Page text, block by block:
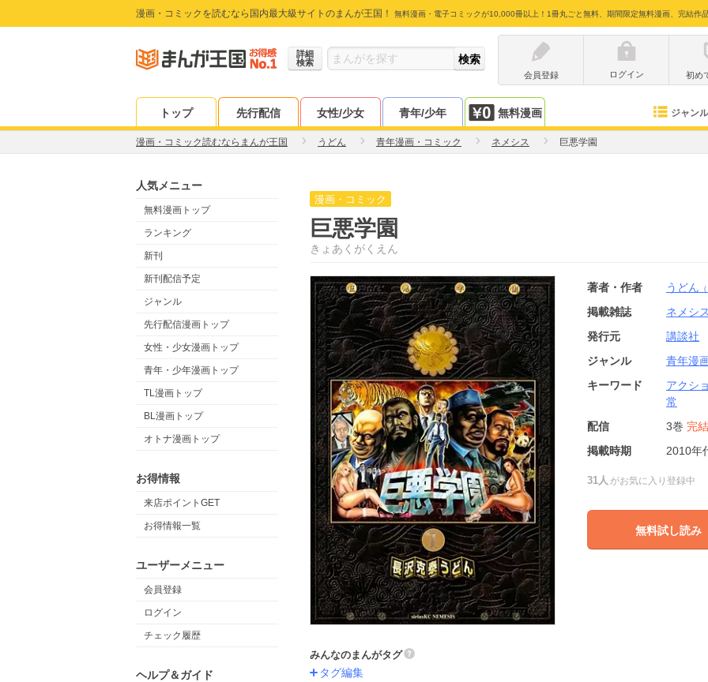
漫画・コミックを読むなら国内最大級サイトのまんが王国！ 無料漫画・電子コミックが10,000冊以上！1冊丸ごと無料、期間限定無料漫画、完結作
詳細
検索
会員登録
ログイン 初め
トップ 先行配信 女性/少女 青年/少年 無料漫画 ジャンル
漫画・コミック読むならまんが王国 うどん 青年漫画・コミック ネメシス 巨悪学園
人気メニュー
無料漫画トップ
ランキング
新刊
新刊配信予定
ジャンル
先行配信漫画トップ
女性・少女漫画トップ
青年・少年漫画トップ
TL漫画トップ
BL漫画トップ
オトナ漫画トップ
お得情報
来店ポイントGET
お得情報一覧
ユーザーメニュー
会員登録
ログイン
チェック履歴
ヘルプ＆ガイド
漫画・コミック
巨悪学園
きょあくがくえん
著者・作者 うどん
掲載雑誌
ネメシ
発行元
講談社
ジャンル
青年漫
キーワード
アクシ
常
配信
3巻 完結
掲載時期
2010年
31人 がお気に入り登録中
無料試し読み
みんなのまんがタグ
タグ編集